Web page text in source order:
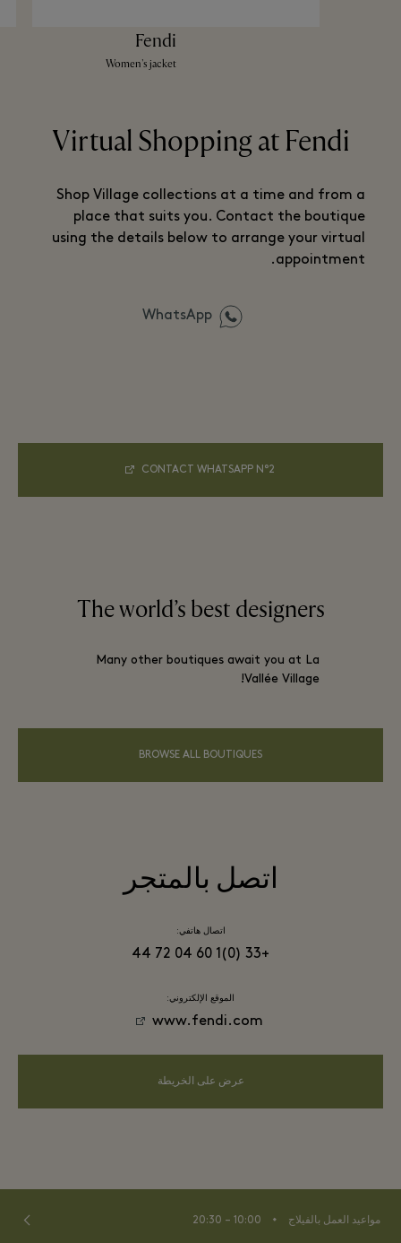
Fendi
Women's jacket
Virtual Shopping at Fendi
Shop Village collections at a time and from a
place that suits you. Contact the boutique
using the details below to arrange your virtual
appointment.
WhatsApp
CONTACT WHATSAPP N°2
The world’s best designers
Many other boutiques await you at La
Vallée Village!
BROWSE ALL BOUTIQUES
اتصل بالمتجر
اتصال هاتفي:
+33 (0)1 60 04 72 44
الموقع الإلكتروني:
www.fendi.com
عرض على الخريطة
مواعيد العمل بالفيلاج ⬩
10:00 – 20:30